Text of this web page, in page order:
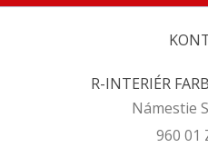
R-INTERIÉR
Námestie
960 01